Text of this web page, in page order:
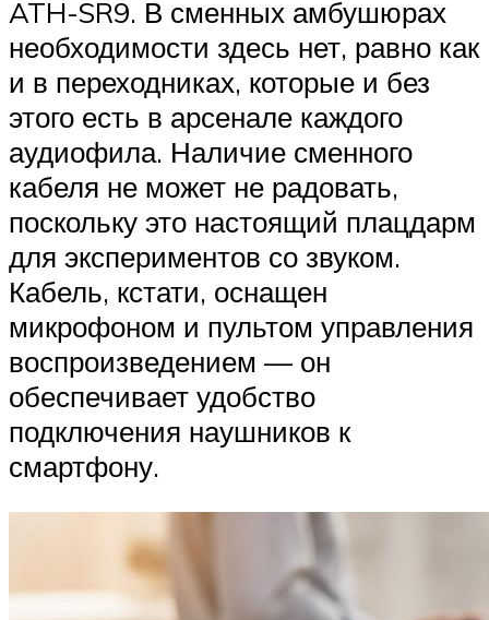
ATH-SR9. В сменных амбушюрах
необходимости здесь нет, равно как
и в переходниках, которые и без
этого есть в арсенале каждого
аудиофила. Наличие сменного
кабеля не может не радовать,
поскольку это настоящий плацдарм
для экспериментов со звуком.
Кабель, кстати, оснащен
микрофоном и пультом управления
воспроизведением — он
обеспечивает удобство
подключения наушников к
смартфону.